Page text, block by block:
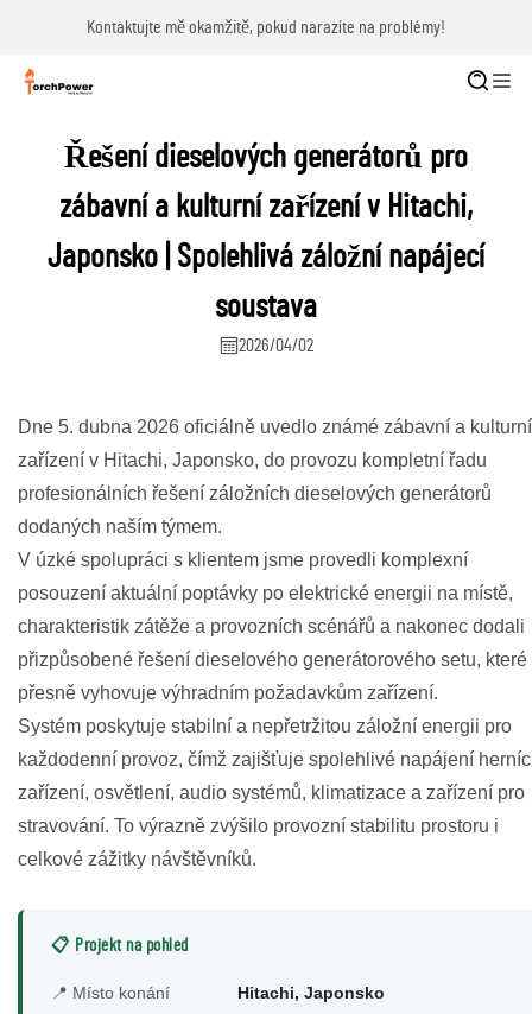
Kontaktujte mě okamžitě, pokud narazíte na problémy!
Řešení dieselových generátorů pro
zábavní a kulturní zařízení v Hitachi,
Japonsko | Spolehlivá záložní napájecí
soustava
2026/04/02
Dne 5. dubna 2026 oficiálně uvedlo známé zábavní a kulturní
zařízení v Hitachi, Japonsko, do provozu kompletní řadu
profesionálních řešení záložních dieselových generátorů
dodaných naším týmem.
V úzké spolupráci s klientem jsme provedli komplexní
posouzení aktuální poptávky po elektrické energii na místě,
charakteristik zátěže a provozních scénářů a nakonec dodali
přizpůsobené řešení dieselového generátorového setu, které
přesně vyhovuje výhradním požadavkům zařízení.
Systém poskytuje stabilní a nepřetržitou záložní energii pro
každodenní provoz, čímž zajišťuje spolehlivé napájení
zařízení, osvětlení, audio systémů, klimatizace a zařízení pro
stravování. To výrazně zvýšilo provozní stabilitu prostoru i
celkové zážitky návštěvníků.
📋 Projekt na pohled
📍 Místo konání
Hitachi, Japonsko